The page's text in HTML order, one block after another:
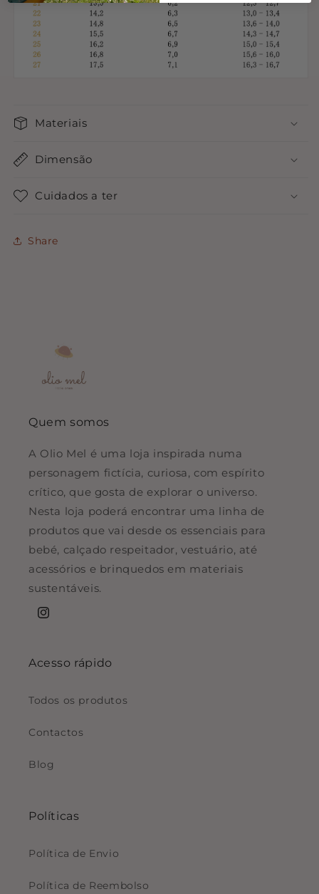
Materiais
Dimensão
Cuidados a ter
Share
Quem somos
A Olio Mel é uma loja inspirada numa
personagem fictícia, curiosa, com espírito
crítico, que gosta de explorar o universo.
Nesta loja poderá encontrar uma linha de
produtos que vai desde os essenciais para
bebé, calçado respeitador, vestuário, até
acessórios e brinquedos em materiais
sustentáveis.
Instagram
Acesso rápido
Todos os produtos
Contactos
Blog
Políticas
Política de Envio
Política de Reembolso